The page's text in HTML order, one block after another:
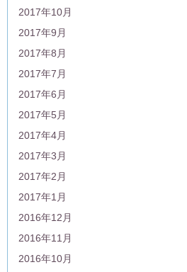
2017年10月
2017年9月
2017年8月
2017年7月
2017年6月
2017年5月
2017年4月
2017年3月
2017年2月
2017年1月
2016年12月
2016年11月
2016年10月